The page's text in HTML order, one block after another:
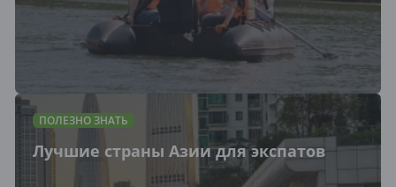
ПОЛЕЗНО ЗНАТЬ
Лучшие страны Азии для экспатов